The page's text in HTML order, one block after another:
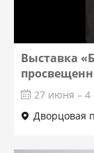
Выставка
27 июня – 4
Дворцовая